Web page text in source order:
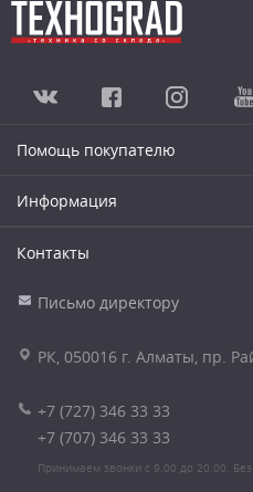
Помощь покупателю
Информация
Контакты
Письмо директору
РК, 050016 г. Алматы, пр.
+7 (727) 346 33 33
+7 (707) 346 33 33
Принимаем звонки с 9.00 до 20.00.